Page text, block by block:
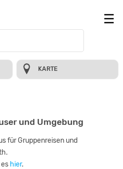
KARTE
und Umgebung
für Gruppenreisen und
hier.